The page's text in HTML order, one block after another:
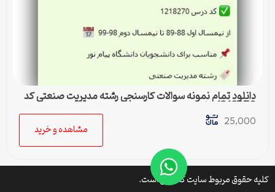
دانلود تمام نمونه سوالات کارسنجی رشته مدیریت صنعتی کد
1218270 پیام نور
25,000
مشاهده و خرید
کلیه حقوق مربوط سایت کتافایل است.